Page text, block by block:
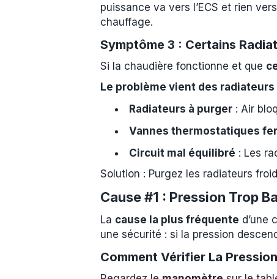
puissance va vers l’ECS et rien
chauffage.
Symptôme 3 : Certains
Si la chaudière fonctionne et que
Le problème vient des
Radiateurs à purger : Air
Vannes thermostatiques
Circuit mal équilibré : Les
Solution : Purgez les radiateurs
Cause #1 : Pression Trop
La cause la plus fréquente d’une
une sécurité : si la pression
Comment Vérifier La